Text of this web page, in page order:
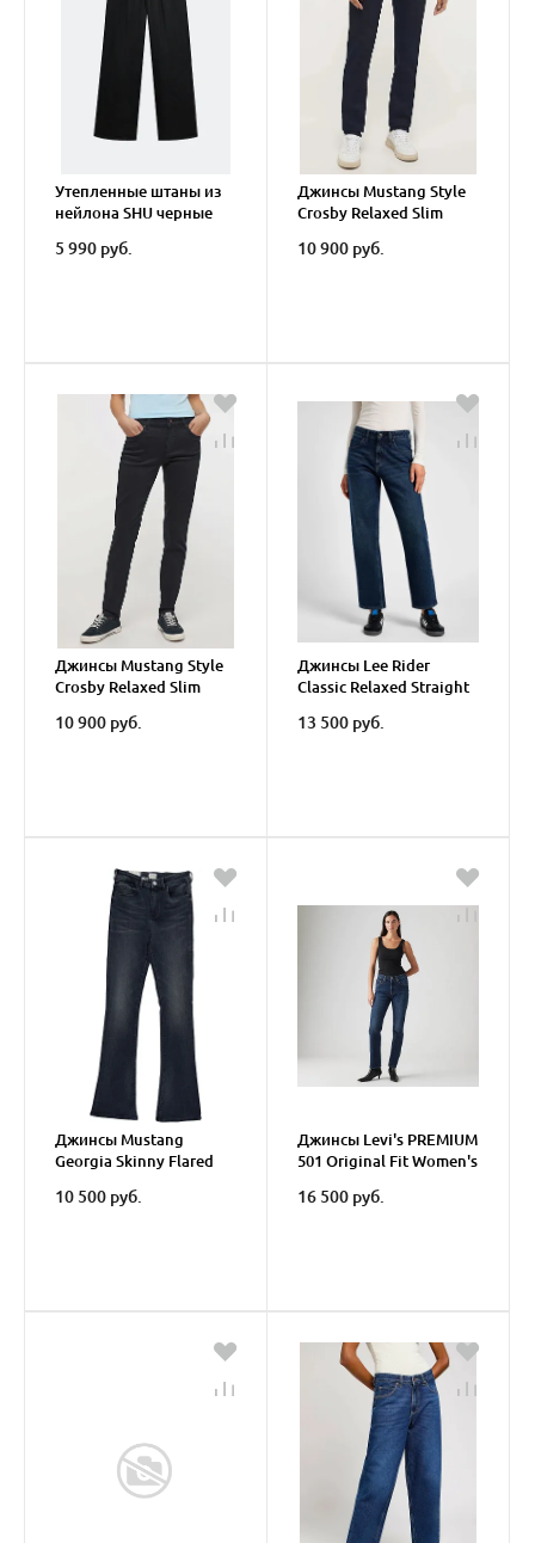
Утепленные штаны из
нейлона SHU черные
5 990 руб.
Джинсы Mustang Style
Crosby Relaxed Slim
10 900 руб.
Джинсы Mustang Style
Crosby Relaxed Slim
10 900 руб.
Джинсы Lee Rider
Classic Relaxed Straight
13 500 руб.
Джинсы Mustang
Georgia Skinny Flared
10 500 руб.
Джинсы Levi's PREMIUM
501 Original Fit Women's
16 500 руб.